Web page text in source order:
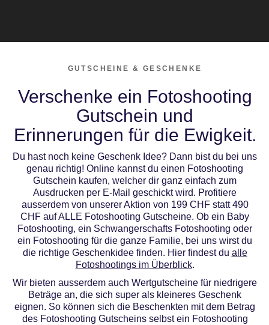
GUTSCHEINE & GESCHENKE
Verschenke ein Fotoshooting
Gutschein und
Erinnerungen für die Ewigkeit.
Du hast noch keine Geschenk Idee? Dann bist du bei uns
genau richtig! Online kannst du einen Fotoshooting
Gutschein kaufen, welcher dir ganz einfach zum
Ausdrucken per E-Mail geschickt wird. Profitiere
ausserdem von unserer Aktion von 199 CHF statt 490
CHF auf ALLE Fotoshooting Gutscheine. Ob ein Baby
Fotoshooting, ein Schwangerschafts Fotoshooting oder
ein Fotoshooting für die ganze Familie, bei uns wirst du
die richtige Geschenkidee finden. Hier findest du alle
Fotoshootings im Überblick.
Wir bieten ausserdem auch Wertgutscheine für niedrigere
Beträge an, die sich super als kleineres Geschenk
eignen. So können sich die Beschenkten mit dem Betrag
des Fotoshooting Gutscheins selbst ein Fotoshooting